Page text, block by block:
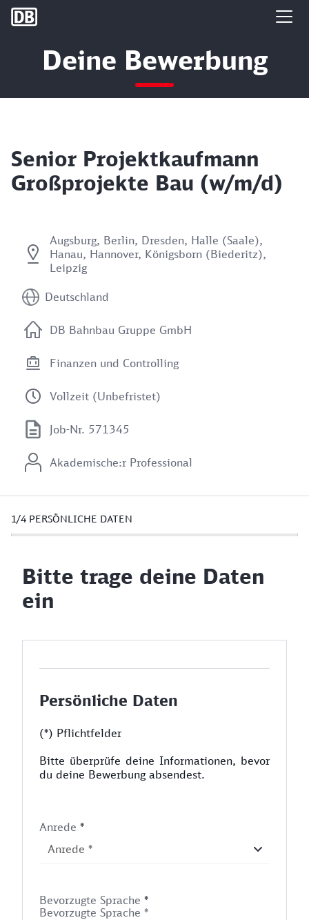
DB Group
Deine Bewerbung
Senior Projektkaufmann
Großprojekte Bau (w/m/d)
Augsburg, Berlin, Dresden, Halle (Saale),
Hanau, Hannover, Königsborn (Biederitz),
Leipzig
Deutschland
DB Bahnbau Gruppe GmbH
Finanzen und Controlling
Vollzeit (Unbefristet)
Job-Nr. 571345
Akademische:r Professional
1/4 PERSÖNLICHE DATEN
Bitte trage deine Daten
ein
Persönliche Daten
(*) Pflichtfelder
Bitte überprüfe deine Informationen, bevor
du deine Bewerbung absendest.
Anrede *
Bevorzugte Sprache *
Bevorzugte Sprache *